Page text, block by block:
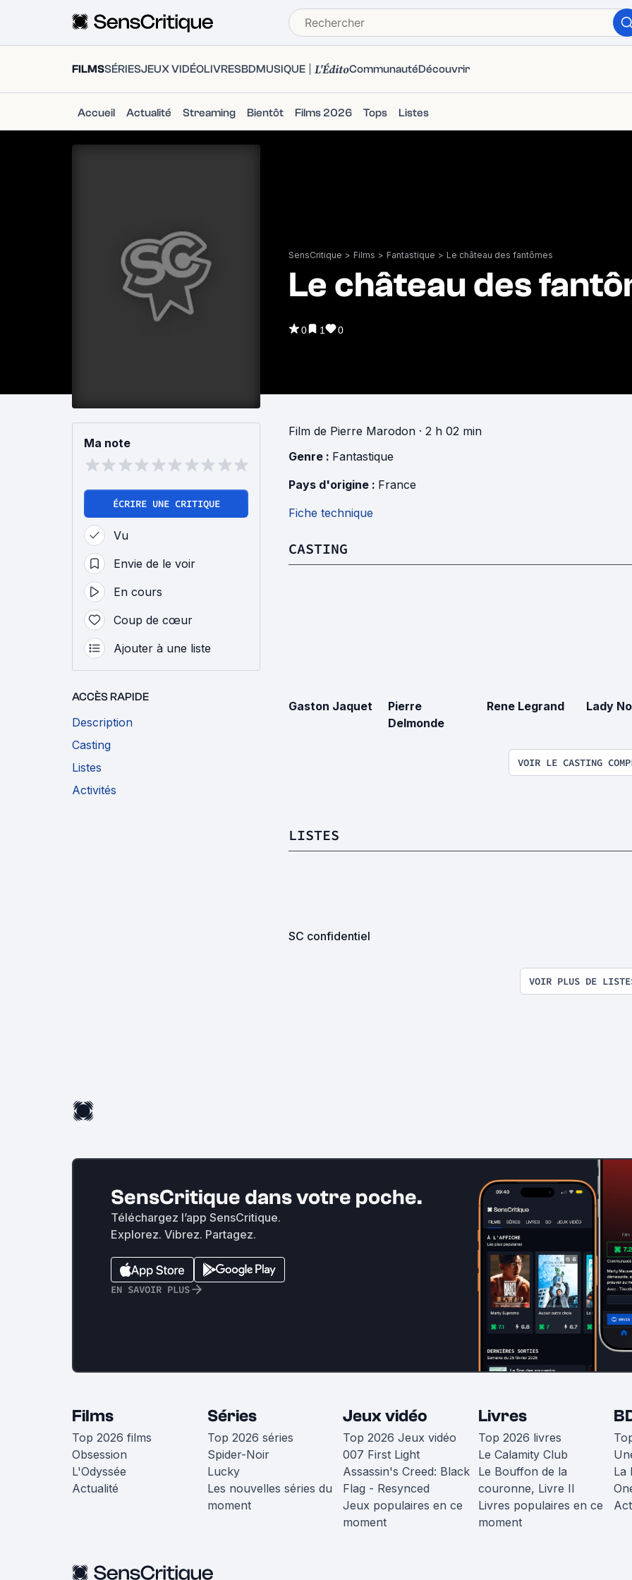
FILMSSÉRIESJEUX VIDÉOLIVRESBDMUSIQUE L'ÉditoCommunautéDécouvrir
Accueil Actualité Streaming Bientôt Films 2026 Tops Listes
SensCritique > Films > Fantastique > Le château des fantômes
Le château des
0 1 0
Ma note
ÉCRIRE UNE CRITIQUE
Vu
Envie de le voir
En cours
Coup de cœur
Ajouter à une liste
ACCÈS RAPIDE
Description
Casting
Listes
Activités
Film de Pierre Marodon · 2 h 02 min
Genre : Fantastique
Pays d'origine : France
Fiche technique
CASTING
Gaston Jaquet
Pierre
Delmonde
Rene Legrand Lady
VOIR LE CASTING
LISTES
SC confidentiel
VOIR PLUS DE
SensCritique dans votre poche.
Téléchargez l’app SensCritique.
Explorez. Vibrez. Partagez.
EN SAVOIR PLUS
Films
Top 2026 films
Obsession
L'Odyssée
Actualité
Séries
Top 2026 séries
Spider-Noir
Lucky
Les nouvelles séries du
moment
Jeux vidéo
Top 2026 Jeux vidéo
007 First Light
Assassin's Creed: Black
Flag - Resynced
Jeux populaires en ce
moment
Livres
Top 2026 livres
Le Calamity Club
Le Bouffon de la
couronne, Livre II
Livres populaires en ce
moment
La